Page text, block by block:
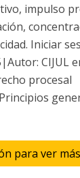
impulso
Iniciar
CIJUL
procesal
para ver más